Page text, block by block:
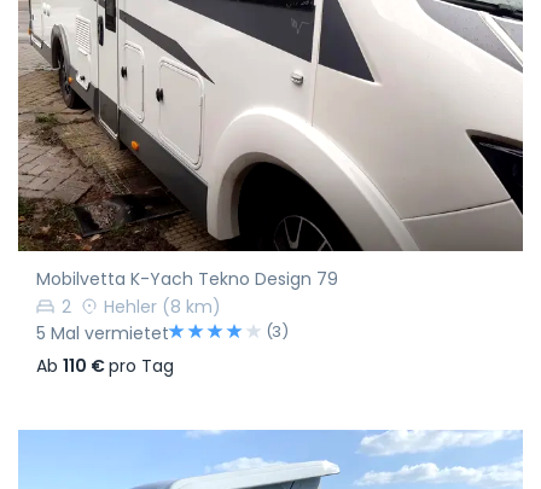
Mobilvetta K-Yach Tekno Design 79
2
Hehler (8 km)
5 Mal vermietet
(3)
Ab 110 €pro Tag